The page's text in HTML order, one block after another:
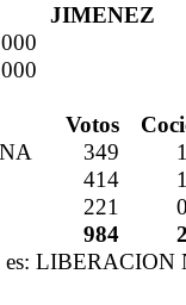
JIMENEZ
Votos
349 1
414 1
221 0
984 2
es: